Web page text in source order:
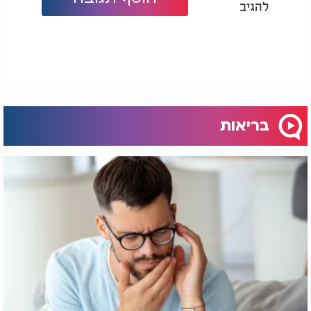
ברוקולי:
אחד מירקות-העל העשירים בוויטמין C, סידן
הצטננות.
סלק:עשיר בחומצה פולית, מנגן וברזל. מחקרים מראים
שהוא עשוי לשפר את זרימת הדם ולהוריד לחץ דם.
גם פירות החורף אולי פחות מגוונים מפירות הקיץ, אך
הם נפלאים לא פחות ואף יותר - מבחינה תזונתית.
מעל כולם הם כמובן, ההדרים:
תפוזים, קלמנטינות
עשיר בנוגדי חמצון, ויטמין C ותרכובות
המסייעות בהפחתת דלקת.
תפוח:"תפוח אחד ביום ירחיק את הרופא" אינו רק פתגם
- תפוחים מכילים קוורצטין, פוליפנול בעל תכונות
להגיב
בריאות